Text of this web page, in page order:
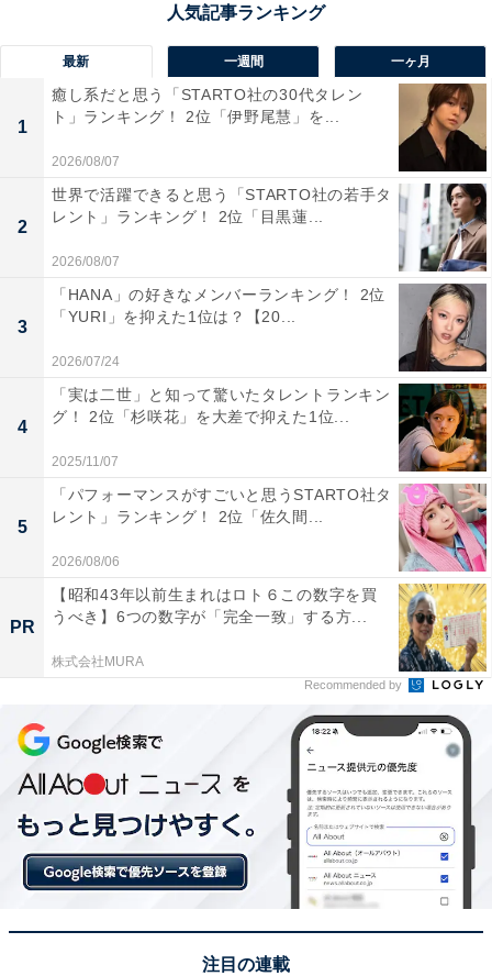
1位に選ばれたのは、「NHK」でした。日本における公
共放送を担うテレビ局となり、視聴者からの受信料で運
営しているため、公平・公正を掲げています。全国に支
局があり、豊富な取材網を活用して最新ニュースを常に
放送。災害時も迅速で正確な報道を行い、視聴者から高
い信頼を獲得しています。
そんなNHKでは、平日の朝は『NHK NEWS おはよう日
本』を放送。さらに夜には、速報性が高い『NHKニュー
ス7』、くわしくニュースを解説する『ニュースウオッ
チ9​​​​』が編成され、その日のニュースを幅広い時間帯で
見ることができます。
『クローズアップ現代』や『サタデーウオッチ9』
『NHK手話ニュース』などさまざまなニュース番組を制
作。さらに、月曜～金曜の午後帯で『午後LIVE ニュース
ーン』を2024年4月からスタートさせ、 多くの人がニュ
ースを見ることができる番組編成を行っています。
回答者からは、「一番落ち着いていてCMがないから」
（愛知県／20代男性）、「地震や事件など、ニュースを
迅速に細かく報道しているから」（埼玉県／30代女
性）、「夕食の際は昔からNHKのニュースを観ると決ま
っており、未だに踏襲しているから」（三重県／40代女
性）といった意見が挙がりました。
※回答者のコメントは原文ママです
最新 一週間 一ヶ月
1
癒し系だと思う「STARTO社の30代タレン
ト」ランキング！ 2位「伊野尾慧」を...
2026/08/07
2
世界で活躍できると思う「STARTO社の若手タ
レント」ランキング！ 2位「目黒蓮...
2026/08/07
3
「HANA」の好きなメンバーランキング！ 2位
「YURI」を抑えた1位は？【20...
2026/07/24
4
「実は二世」と知って驚いたタレントランキン
グ！ 2位「杉咲花」を大差で抑えた1位...
2025/11/07
5
「パフォーマンスがすごいと思うSTARTO社タ
レント」ランキング！ 2位「佐久間...
2026/08/06
PR
【昭和43年以前生まれはロト６この数字を買
うべき】6つの数字が「完全一致」する方...
株式会社MURA
Recommended by
注目の連載